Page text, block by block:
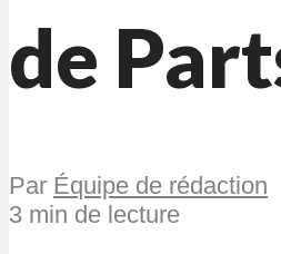
de
Par Équipe de rédaction
3 min de lecture